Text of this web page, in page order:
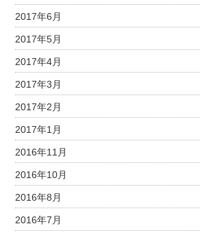
2017年6月
2017年5月
2017年4月
2017年3月
2017年2月
2017年1月
2016年11月
2016年10月
2016年8月
2016年7月